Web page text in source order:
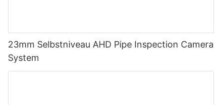
23mm Selbstniveau AHD Pipe Inspection Camera
System